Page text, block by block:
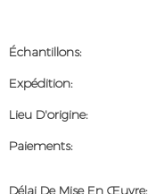
Échantillons:
Expédition:
Lieu D'origine:
Paiements:
Délai De Mise En Œuvre: